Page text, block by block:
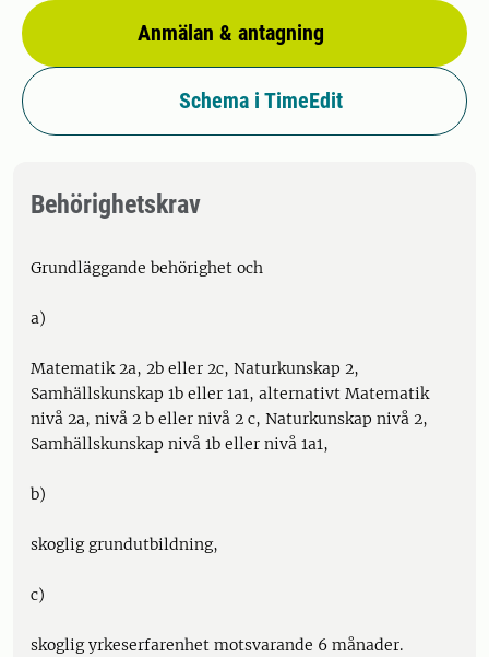
Anmälan & antagning
Schema i TimeEdit
Behörighetskrav
Grundläggande behörighet och
a)
Matematik 2a, 2b eller 2c, Naturkunskap 2,
Samhällskunskap 1b eller 1a1, alternativt Matematik
nivå 2a, nivå 2 b eller nivå 2 c, Naturkunskap nivå 2,
Samhällskunskap nivå 1b eller nivå 1a1,
b)
skoglig grundutbildning,
c)
skoglig yrkeserfarenhet motsvarande 6 månader.